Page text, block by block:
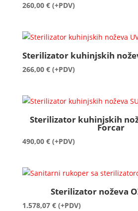
260,00 € (+PDV)
Sterilizator kuhinjskih
266,00 € (+PDV)
Sterilizator kuhinjskih
Forcar
490,00 € (+PDV)
Sterilizator noževa
1.578,07 € (+PDV)